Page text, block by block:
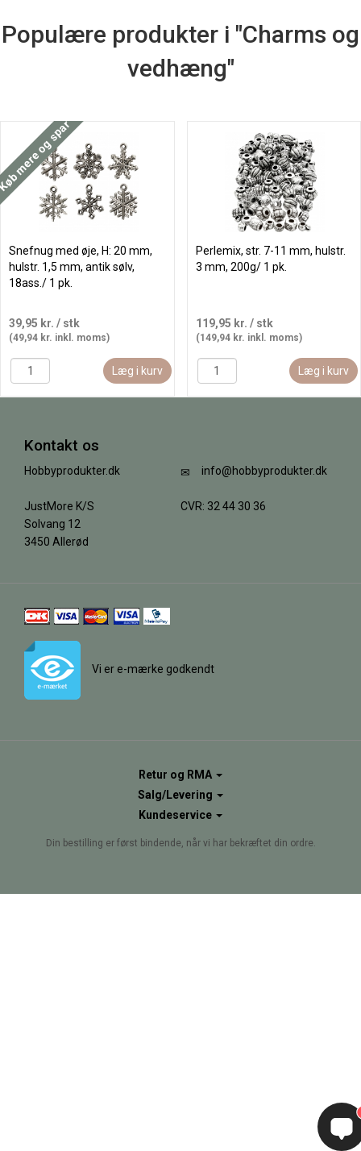
Populære produkter i "Charms og
vedhæng"
mere og spar
Snefnug med øje, H: 20 mm,
hulstr. 1,5 mm, antik sølv,
18ass./ 1 pk.
39,95 kr. / stk
(49,94 kr. inkl. moms)
Læg i kurv
Perlemix, str. 7-11 mm, hulstr.
3 mm, 200g/ 1 pk.
119,95 kr. / stk
(149,94 kr. inkl. moms)
Læg i kurv
Kontakt os
Hobbyprodukter.dk
JustMore K/S
Solvang 12
3450 Allerød
info@hobbyprodukter.dk
CVR: 32 44 30 36
Vi er e-mærke godkendt
Retur og RMA
Salg/Levering
Kundeservice
Din bestilling er først bindende, når vi har bekræftet din ordre.